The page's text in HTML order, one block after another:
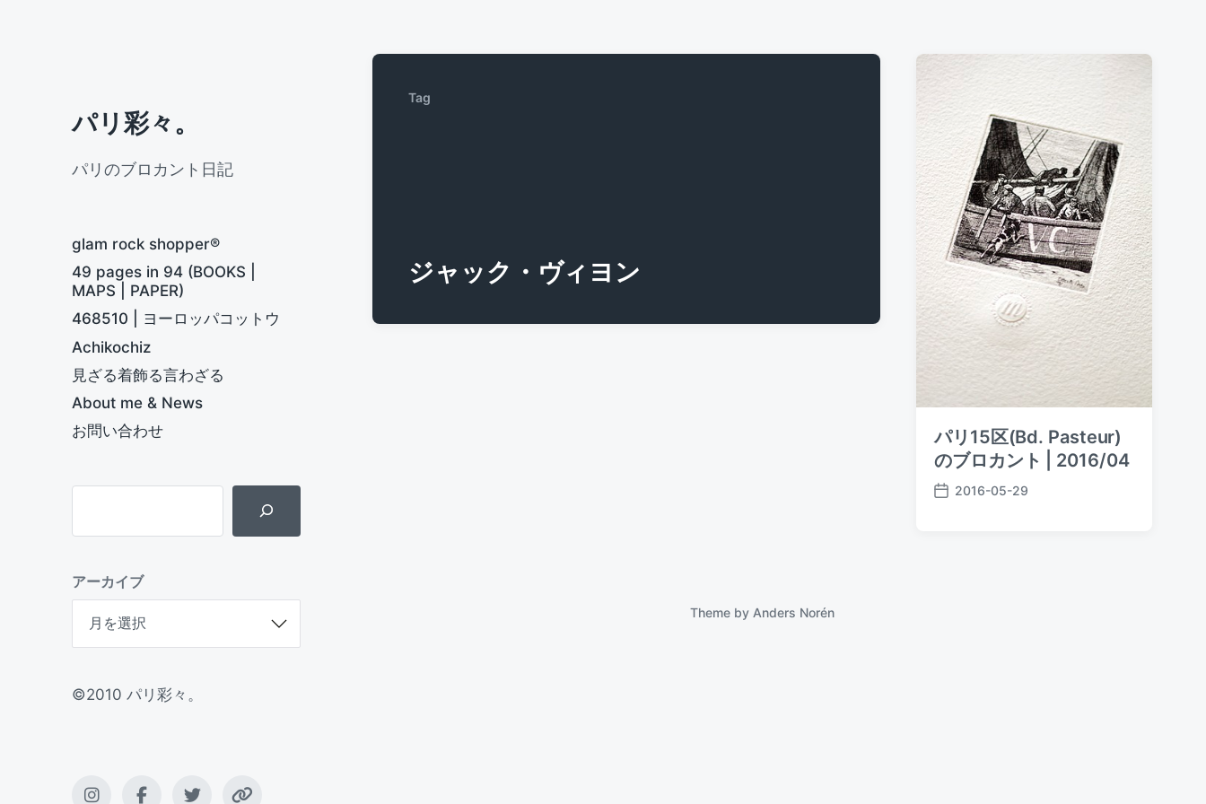
パリ彩々。
パリのブロカント日記
glam rock shopper®
49 pages in 94 (BOOKS |
MAPS | PAPER)
468510 | ヨーロッパコットウ
Achikochiz
見ざる着飾る言わざる
About me & News
お問い合わせ
アーカイブ
©2010 パリ彩々。
Tag
ジャック・ヴィヨン
パリ15区(Bd. Pasteur)
のブロカント | 2016/04
P
2016-05-29
Theme by Anders Norén